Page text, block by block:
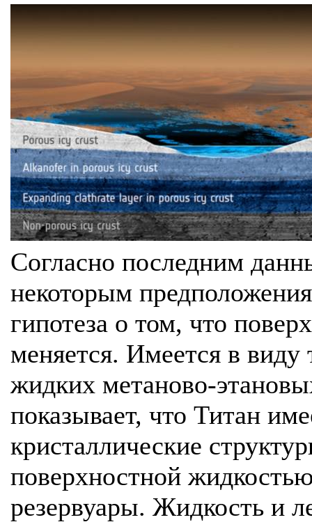
Согласно последним
некоторым
гипотеза о том, что
меняется. Имеется в виду
жидких метаново-
показывает, что Титан
кристаллические
поверхностной
резервуары. Жидкость и